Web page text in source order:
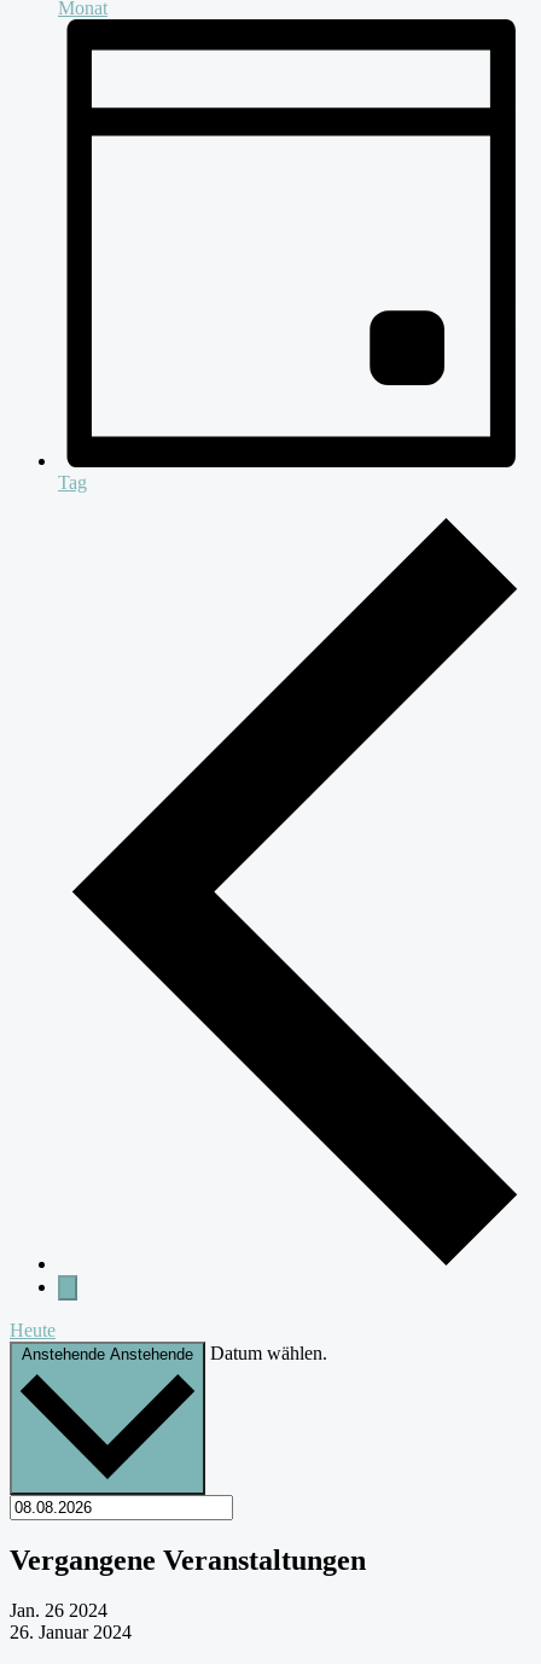
Monat
Tag
Heute
Anstehende Anstehende Datum wählen.
Vergangene Veranstaltungen
Jan. 26 2024
26. Januar 2024